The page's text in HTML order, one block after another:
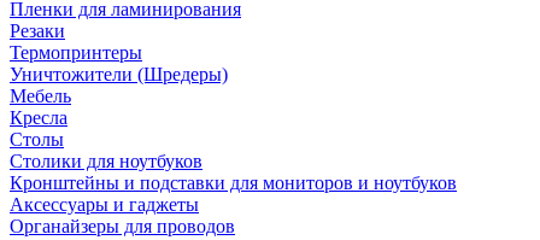
Пленки для ламинирования
Резаки
Термопринтеры
Уничтожители (Шредеры)
Мебель
Кресла
Столы
Столики для ноутбуков
Кронштейны и подставки для мониторов и ноутбуков
Аксессуары и гаджеты
Органайзеры для проводов